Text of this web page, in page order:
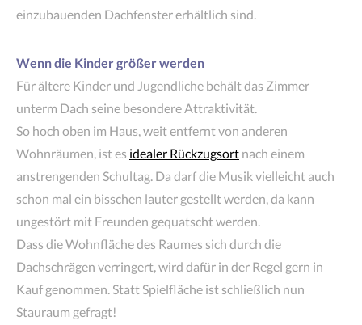
einzubauenden Dachfenster erhältlich sind.
Wenn die Kinder größer werden
Für ältere Kinder und Jugendliche behält das Zimmer
unterm Dach seine besondere Attraktivität.
So hoch oben im Haus, weit entfernt von anderen
Wohnräumen, ist es idealer Rückzugsort nach einem
anstrengenden Schultag. Da darf die Musik vielleicht auch
schon mal ein bisschen lauter gestellt werden, da kann
ungestört mit Freunden gequatscht werden.
Dass die Wohnfläche des Raumes sich durch die
Dachschrägen verringert, wird dafür in der Regel gern in
Kauf genommen. Statt Spielfläche ist schließlich nun
Stauraum gefragt!